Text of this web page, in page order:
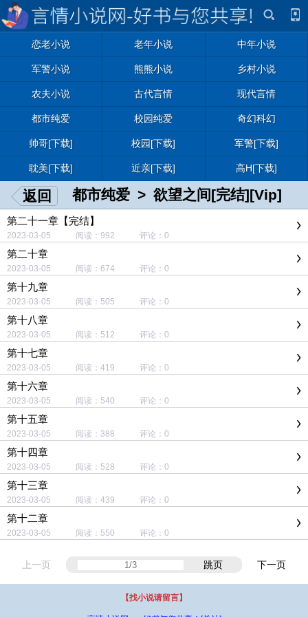
恋老小说 老年小说 中年小说
军警小说 熊熊小说 乡村小说
农夫小说 古代言情 现代言情
都市纯爱 校园纯爱 奇幻科幻
帅哥[下载] 校园[下载] 军警[下载]
耽美[下载] 近亲[下载] 高H[下载]
返回 都市纯爱 > 欲望之间[完结][Vip]
第二十一章【完结】
2023-03-05 阅读：992 评论：0
第二十章
2023-03-05 阅读：674 评论：0
第十九章
2023-03-05 阅读：505 评论：0
第十八章
2023-03-05 阅读：512 评论：0
第十七章
2023-03-05 阅读：419 评论：0
第十六章
2023-03-05 阅读：540 评论：0
第十五章
2023-03-05 阅读：388 评论：0
第十四章
2023-03-05 阅读：528 评论：0
第十三章
2023-03-05 阅读：439 评论：0
第十二章
2023-03-05 阅读：550 评论：0
上一页 跳页 下一页
【找小说请留言】